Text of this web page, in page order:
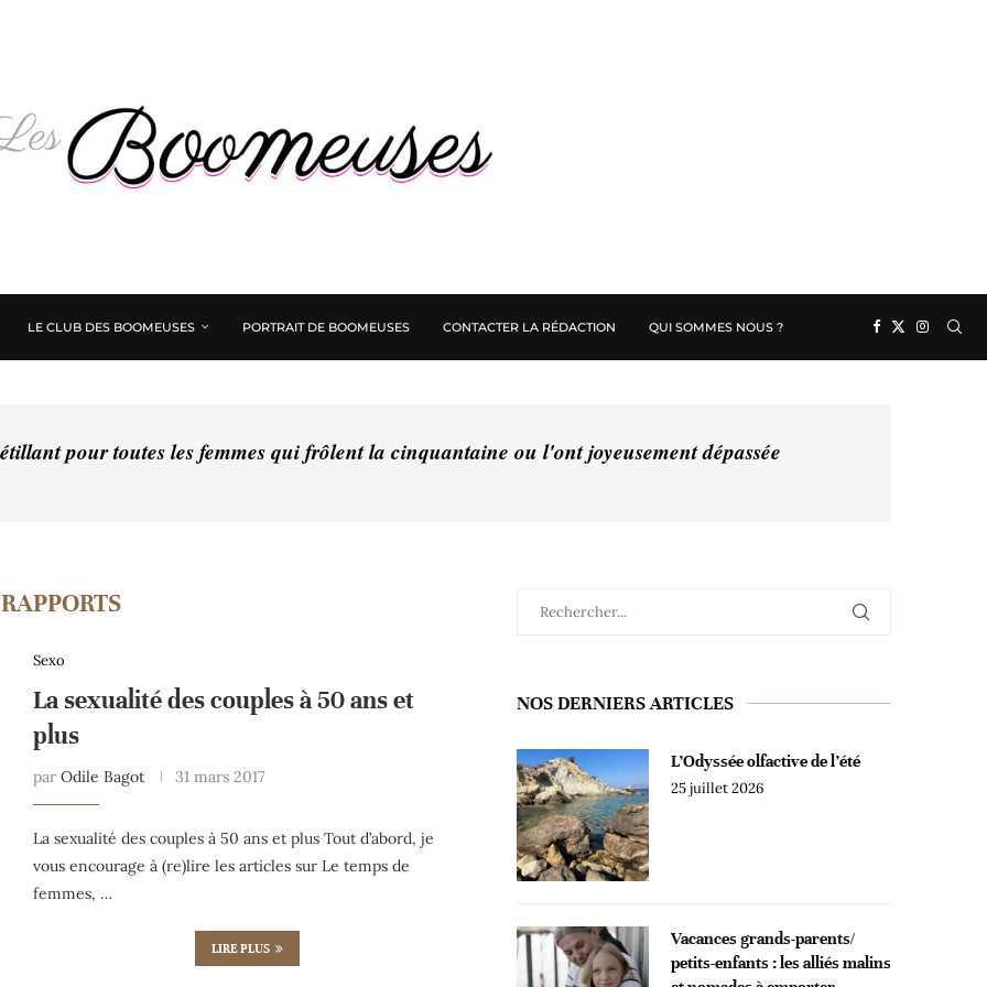
LE CLUB DES BOOMEUSES PORTRAIT DE BOOMEUSES CONTACTER LA RÉDACTION QUI SOMMES NOUS ?
pour toutes les femmes qui frôlent la cinquantaine ou l'ont joyeusement dépassée
RAPPORTS
Sexo
La sexualité des couples à 50 ans et
plus
par Odile Bagot 31 mars 2017
La sexualité des couples à 50 ans et plus Tout d’abord, je
vous encourage à (re)lire les articles sur Le temps de
femmes, …
LIRE PLUS
NOS DERNIERS ARTICLES
L’Odyssée olfactive de l’été
25 juillet 2026
Vacances grands-parents/
petits-enfants : les alliés malins